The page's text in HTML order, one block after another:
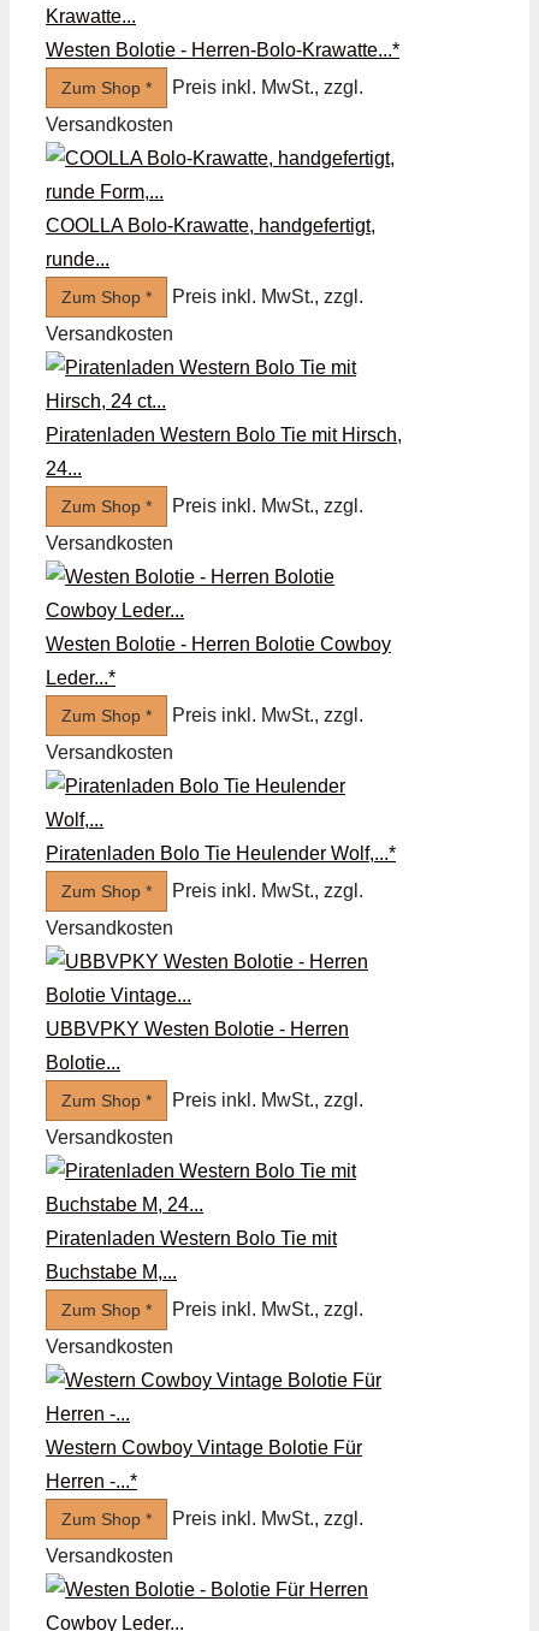
Westen Bolotie - Herren-Bolo-Krawatte...*
Zum Shop *
Preis inkl. MwSt., zzgl.
Versandkosten
COOLLA Bolo-Krawatte, handgefertigt,
runde...
Zum Shop *
Preis inkl. MwSt., zzgl.
Versandkosten
Piratenladen Western Bolo Tie mit Hirsch,
24...
Zum Shop *
Preis inkl. MwSt., zzgl.
Versandkosten
Westen Bolotie - Herren Bolotie Cowboy
Leder...*
Zum Shop *
Preis inkl. MwSt., zzgl.
Versandkosten
Piratenladen Bolo Tie Heulender Wolf,...*
Zum Shop *
Preis inkl. MwSt., zzgl.
Versandkosten
UBBVPKY Westen Bolotie - Herren
Bolotie...
Zum Shop *
Preis inkl. MwSt., zzgl.
Versandkosten
Piratenladen Western Bolo Tie mit
Buchstabe M,...
Zum Shop *
Preis inkl. MwSt., zzgl.
Versandkosten
Western Cowboy Vintage Bolotie Für
Herren -...*
Zum Shop *
Preis inkl. MwSt., zzgl.
Versandkosten